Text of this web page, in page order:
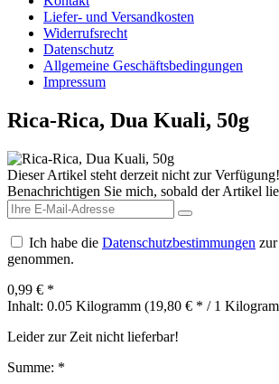
Liefer- und Versandkosten
Widerrufsrecht
Datenschutz
Allgemeine Geschäftsbedingungen
Impressum
Rica-Rica, Dua Kuali, 50g
Dieser Artikel steht derzeit nicht zur Verfügung!
Benachrichtigen Sie mich, sobald der Artikel
Ich habe die Datenschutzbestimmungen
genommen.
0,99 € *
Inhalt: 0.05 Kilogramm (19,80 € * / 1
Leider zur Zeit nicht lieferbar!
Summe: *